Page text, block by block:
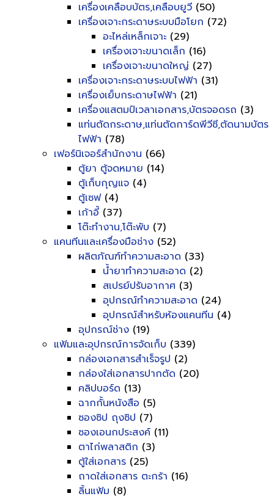
เครื่องเคลือบบัตร,เคลือบยูวี (50)
เครื่องเจาะกระดาษระบบมือโยก (72)
อะไหล่เหล็กเจาะ (29)
เครื่องเจาะขนาดเล็ก (16)
เครื่องเจาะขนาดใหญ่ (27)
เครื่องเจาะกระดาษระบบไฟฟ้า (31)
เครื่องเย็บกระดาษไฟฟ้า (21)
เครื่องแสตมป์เวลาเอกสาร,บัตรจอดรถ (3)
แท่นตัดกระดาษ,แท่นตัดการ์ดพีวีซี,ตัดนามบัตร
ไฟฟ้า (78)
เฟอร์นิเจอร์สำนักงาน (66)
ตู้ยา ตู้จดหมาย (14)
ตู้เก็บกุญแจ (4)
ตู้เซฟ(4)
เก้าอี้ (37)
โต๊ะทำงาน,โต๊ะพับ (7)
แคนทีนและเครื่องมือช่าง (52)
ผลิตภัณฑ์ทำความสะอาด (33)
น้ำยาทำความสะอาด (2)
สเปรย์ปรับอากาศ (3)
อุปกรณ์ทำความสะอาด (24)
อุปกรณ์สำหรับห้องแคนทีน (4)
อุปกรณ์ช่าง (19)
แฟ้มและอุปกรณ์การจัดเก็บ (339)
กล่องเอกสารสำเร็จรูป (2)
กล่องใส่เอกสารปากตัด (20)
คลิปบอร์ด (13)
ฉากกั้นหนังสือ (5)
ซองซิป ถุงซิป (7)
ซองเอนกประสงค์ (11)
ตาไก่พลาสติก (3)
ตู้ใส่เอกสาร (25)
ถาดใส่เอกสาร ตะกร้า (16)
ลิ้นแฟ้ม (8)